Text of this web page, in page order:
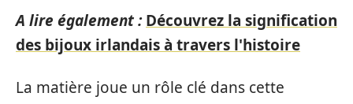
A lire également : Découvrez la signification
des bijoux irlandais à travers l'histoire
La matière joue un rôle clé dans cette